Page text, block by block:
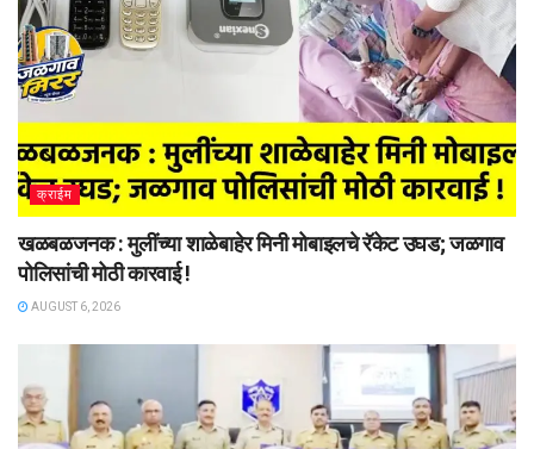
क्राईम
खळबळजनक : मुलींच्या शाळेबाहेर मिनी मोबाइलचे रॅकेट उघड; जळगाव
पोलिसांची मोठी कारवाई !
AUGUST 6, 2026